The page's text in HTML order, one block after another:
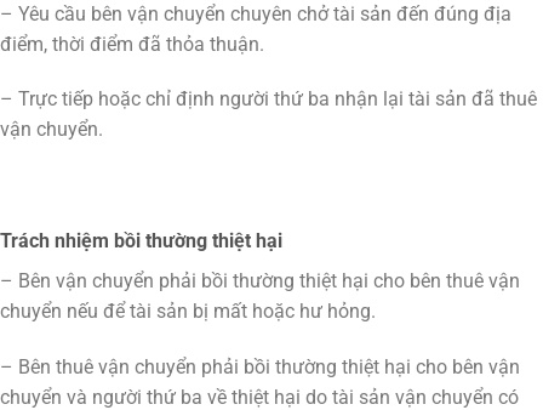
– Yêu cầu bên vận chuyển chuyên chở tài sản đến đúng địa
điểm, thời điểm đã thỏa thuận.
– Trực tiếp hoặc chỉ định người thứ ba nhận lại tài sản đã thuê
vận chuyển.
Trách nhiệm bồi thường thiệt hại
– Bên vận chuyển phải bồi thường thiệt hại cho bên thuê vận
chuyển nếu để tài sản bị mất hoặc hư hỏng.
– Bên thuê vận chuyển phải bồi thường thiệt hại cho bên vận
chuyển và người thứ ba về thiệt hại do tài sản vận chuyển có